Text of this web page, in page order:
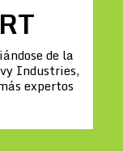
de la
Industries,
expertos